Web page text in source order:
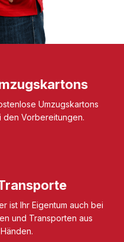
Umzugskartons
den Vorbereitungen.
ist Ihr Eigentum auch bei
und Transporten aus